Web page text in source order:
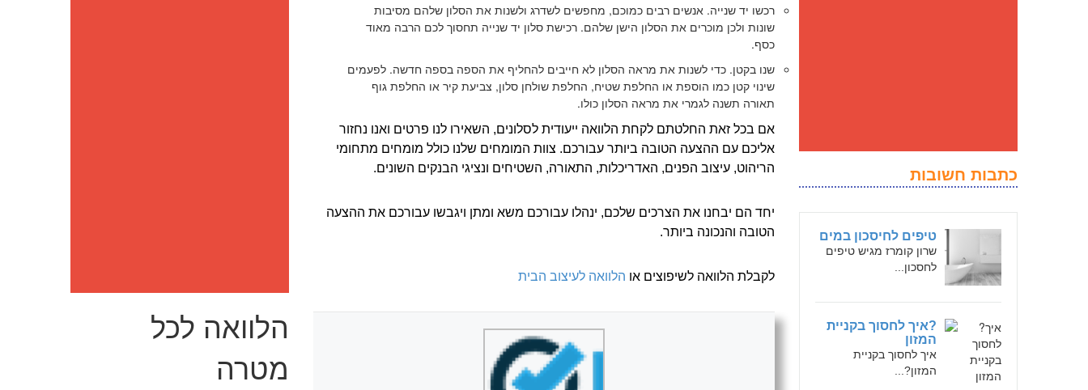
כתבות חשובות
טיפים לחיסכון במים
שרון קומרז מגיש טיפים
לחסכון...
?איך לחסוך בקניית
המזון
איך לחסוך בקניית
המזון?...
רכשו יד שנייה. אנשים רבים כמוכם, מחפשים לשדרג ולשנות את הסלון שלהם מסיבות
שונות ולכן מוכרים את הסלון הישן שלהם. רכישת סלון יד שנייה תחסוך לכם הרבה מאוד
כסף.
שנו בקטן. כדי לשנות את מראה הסלון לא חייבים להחליף את הספה בספה חדשה. לפעמים
שינוי קטן כמו הוספת או החלפת שטיח, החלפת שולחן סלון, צביעת קיר או החלפת גוף
תאורה תשנה לגמרי את מראה הסלון כולו.
אם בכל זאת החלטתם לקחת הלוואה ייעודית לסלונים, השאירו לנו פרטים ואנו נחזור
אליכם עם ההצעה הטובה ביותר עבורכם. צוות המומחים שלנו כולל מומחים מתחומי
הריהוט, עיצוב הפנים, האדריכלות, התאורה, השטיחים ונציגי הבנקים השונים.
יחד הם יבחנו את הצרכים שלכם, ינהלו עבורכם משא ומתן ויגבשו עבורכם את ההצעה
הטובה והנכונה ביותר.
לקבלת הלוואה לשיפוצים או הלוואה לעיצוב הבית
הלוואה לכל
מטרה